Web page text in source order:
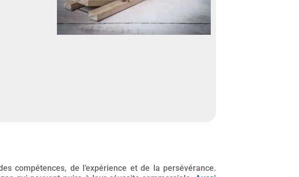
compétences, de l’expérience et de la persévérance.